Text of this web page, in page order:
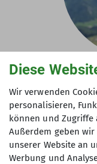
Diese
Wir verwenden
personalisieren,
können und Zugriffe
Außerdem geben
unserer Website an
Werbung und